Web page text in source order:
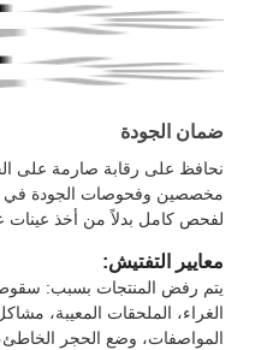
ضمان الجودة
مخصصين وفحوصات الجودة في
لفحص كامل بدلاً من أخذ عينات
معايير التفتيش:
يتم رفض المنتجات بسبب: سقوط
الغراء، الملحقات المعيبة،
المواصفات، وضع الحجر الخاطئ،